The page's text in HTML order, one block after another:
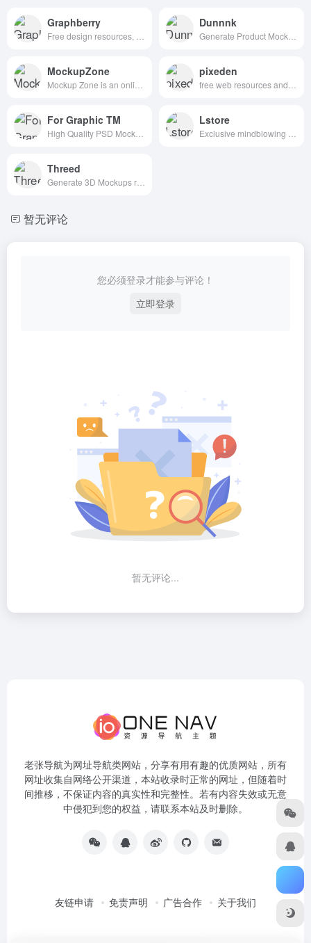
Graphberry Dunnnk
MockupZone pixeden
For Graphic TM Lstore
Threed
暂无评论
您必须登录才能参与评论！
立即登录
暂无评论...
老张导航为网址导航类网站，分享有用有趣的优质网站，所有
网址收集自网络公开渠道，本站收录时正常的网址，但随着时
间推移，不保证内容的真实性和完整性。若有内容失效或无意
中侵犯到您的权益，请联系本站及时删除。
友链申请 免责声明 广告合作 关于我们